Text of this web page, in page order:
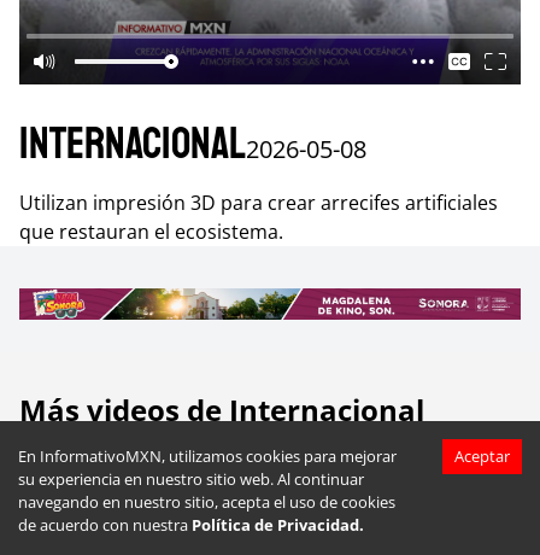
En InformativoMXN, utilizamos cookies para mejorar
su experiencia en nuestro sitio web. Al continuar
navegando en nuestro sitio, acepta el uso de cookies
de acuerdo con nuestra Política de Privacidad.
Aceptar
Internacional2026-05-08
Utilizan impresión 3D para crear arrecifes artificiales
que restauran el ecosistema.
Más videos de Internacional